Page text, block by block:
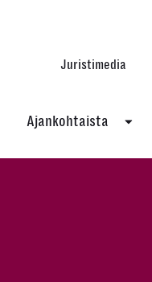
Juristimedia
Ajankohtaista